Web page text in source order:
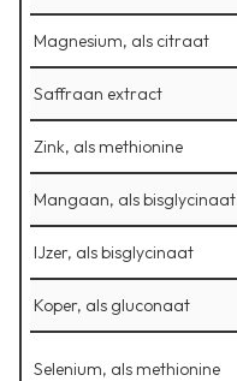
Magnesium, als citraat
Saffraan extract
Zink, als methionine
Mangaan, als bisglycinaat
IJzer, als bisglycinaat
Koper, als gluconaat
Selenium, als methionine